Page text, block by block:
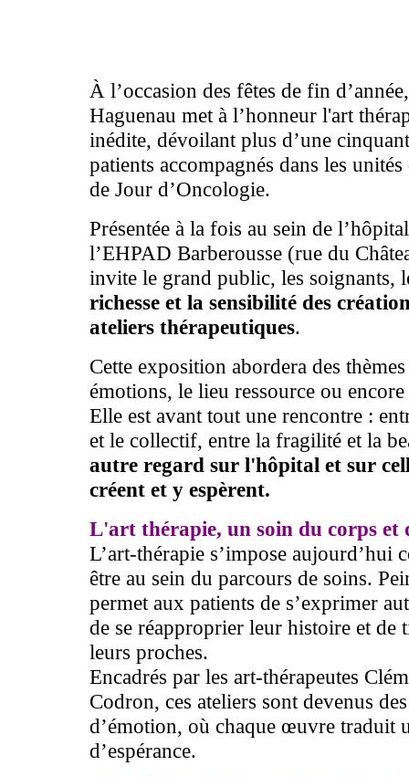
À l’occasion des fêtes de fin
Haguenau met à l’honneur l'art
inédite, dévoilant plus d’une
patients accompagnés dans les
de Jour d’Oncologie.
Présentée à la fois au sein de
l’EHPAD Barberousse (rue du
invite le grand public, les
richesse et la sensibilité des
ateliers thérapeutiques.
Cette exposition abordera des
émotions, le lieu ressource ou
Elle est avant tout une rencontre :
et le collectif, entre la fragilité et la
autre regard sur l'hôpital et sur
créent et y espèrent.
L'art thérapie, un soin du corps et
L’art-thérapie s’impose
être au sein du parcours de soins.
permet aux patients de s’exprimer
de se réapproprier leur histoire et de
leurs proches.
Encadrés par les art-thérapeutes
Codron, ces ateliers sont devenus
d’émotion, où chaque œuvre traduit
d’espérance.